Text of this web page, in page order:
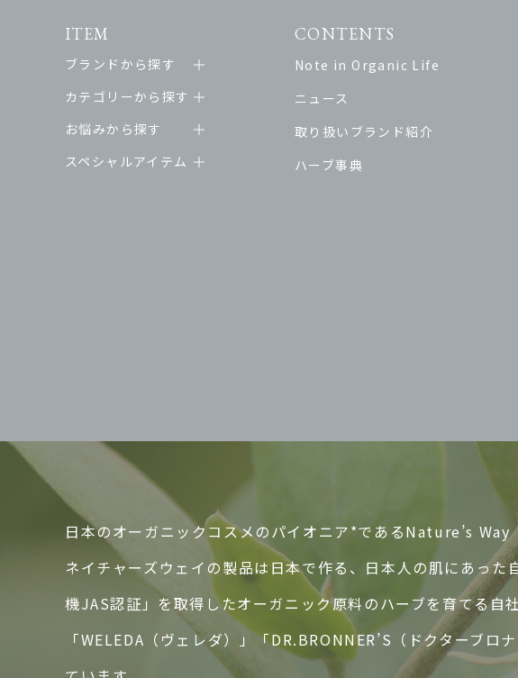
ITEM
ブランドから探す
カテゴリーから探す
お悩みから探す
スペシャルアイテム
CONTENTS
Note in Organic Life
ニュース
取り扱いブランド紹介
ハーブ事典
日本のオーガニックコスメのパイオニア*であるNature’s Way
ネイチャーズウェイの製品は日本で作る、日本人の肌にあっ
機JAS認証」を取得したオーガニック原料のハーブを育てる
「WELEDA（ヴェレダ）」「DR.BRONNER’S（ドクターブ